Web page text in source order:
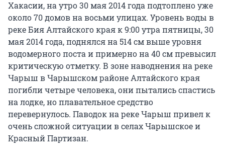
Хакасии, на утро 30 мая 2014 года подтоплено уже
около 70 домов на восьми улицах. Уровень воды в
реке Бия Алтайского края к 9:00 утра пятницы, 30
мая 2014 года, поднялся на 514 см выше уровня
водомерного поста и примерно на 40 см превысил
критическую отметку. В зоне наводнения на реке
Чарыш в Чарышском районе Алтайского края
погибли четыре человека, они пытались спастись
на лодке, но плавательное средство
перевернулось. Паводок на реке Чарыш привел к
очень сложной ситуации в селах Чарышское и
Красный Партизан.